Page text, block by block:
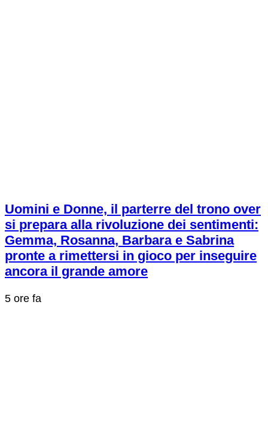
Uomini e Donne, il parterre del trono over
si prepara alla rivoluzione dei sentimenti:
Gemma, Rosanna, Barbara e Sabrina
pronte a rimettersi in gioco per inseguire
ancora il grande amore
5 ore fa